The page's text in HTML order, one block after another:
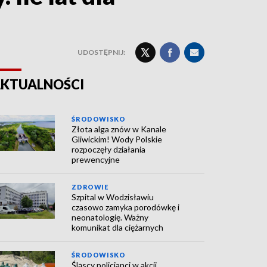
UDOSTĘPNIJ:
ŚRODOWISKO
Złota alga znów w Kanale
Gliwickim! Wody Polskie
rozpoczęły działania
prewencyjne
ZDROWIE
Szpital w Wodzisławiu
czasowo zamyka porodówkę i
neonatologię. Ważny
komunikat dla ciężarnych
ŚRODOWISKO
Śląscy policjanci w akcji.